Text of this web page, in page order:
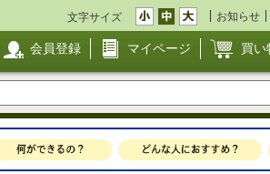
文字サイズ お知らせ
会員登録 マイページ 買い